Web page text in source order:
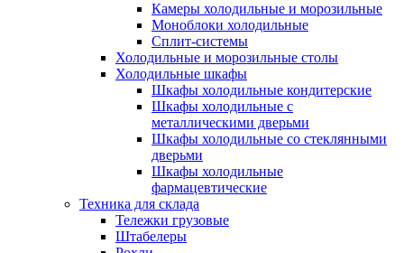
Камеры холодильные и морозильные
Моноблоки холодильные
Сплит-системы
Холодильные и морозильные столы
Холодильные шкафы
Шкафы холодильные кондитерские
Шкафы холодильные с
металлическими дверьми
Шкафы холодильные со стеклянными
дверьми
Шкафы холодильные
фармацевтические
Техника для склада
Тележки грузовые
Штабелеры